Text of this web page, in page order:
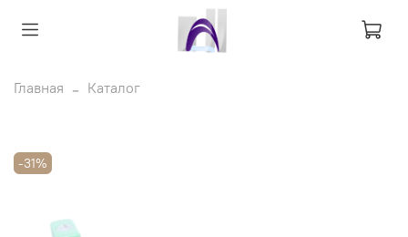
Главная Каталог
-31%